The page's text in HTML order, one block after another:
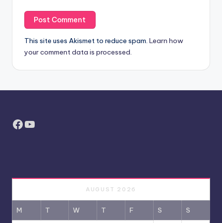
This site uses Akismet to reduce spam. Learn how
your comment data is processed.
Facebook
YouTube
AUGUST 2026
M T W T F S S